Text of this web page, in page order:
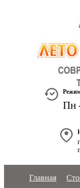
+7
+7
Пн
Главная